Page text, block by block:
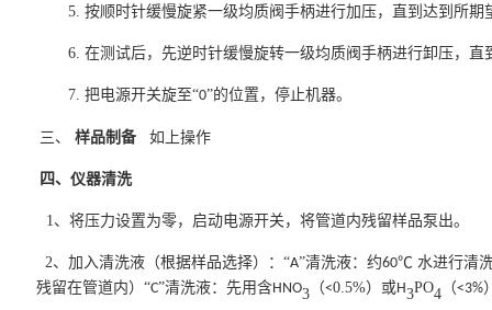
5. 按顺时针缓慢旋紧一级均质阀手柄进行加压，直到达到所期
6. 在测试后，先逆时针缓慢旋转一级均质阀手柄进行卸压，
7. 把电源开关旋至“0”的位置，停止机器。
三、 样品制备 如上操作
四、仪器清洗
1、将压力设置为零，启动电源开关，将管道内残留样品泵出。
2、加入清洗液（根据样品选择）：“A”清洗液：约60℃ 水进行清
残留在管道内）“C”清洗液：先用含HNO3 （<0.5%）或H3PO4 （<3%